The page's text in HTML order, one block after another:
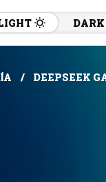
DARK
DEEPSEEK